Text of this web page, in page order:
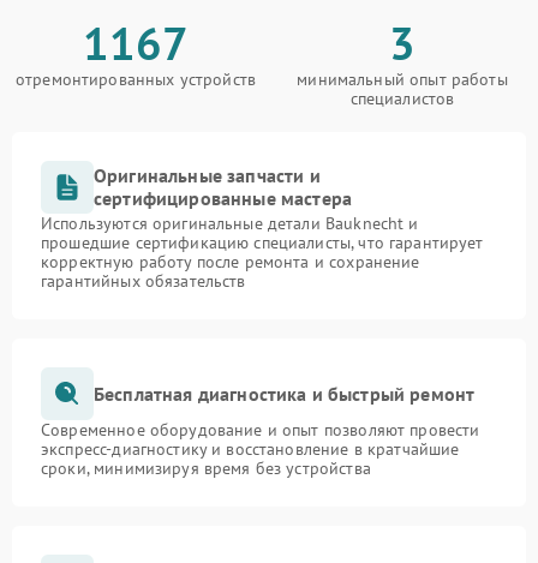
1167
отремонтированных устройств
3
минимальный опыт работы
специалистов
Оригинальные запчасти и
сертифицированные мастера
Используются оригинальные детали Bauknecht и
прошедшие сертификацию специалисты, что гарантирует
корректную работу после ремонта и сохранение
гарантийных обязательств
Бесплатная диагностика и быстрый ремонт
Современное оборудование и опыт позволяют провести
экспресс-диагностику и восстановление в кратчайшие
сроки, минимизируя время без устройства